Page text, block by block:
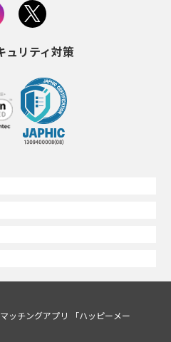
ュリティ対策
ッチングアプリ 「ハッピーメー